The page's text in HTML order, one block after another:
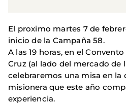
El proximo martes 7 de
inicio de la Campaña 58.
A las 19 horas, en el
Cruz (al lado del mercado de
celebraremos una misa en la
misionera que este año
experiencia.